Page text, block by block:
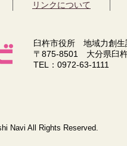
リンクについて
臼杵市役所 地域力創
〒875-8501 大分県臼
TEL：0972-63-1111
Navi All Rights Reserved.